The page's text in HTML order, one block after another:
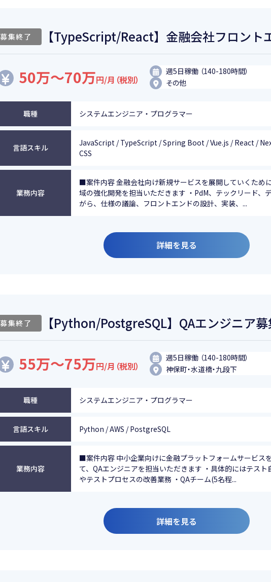
募集終了 【TypeScript/React】金融会社フロント
50万～70万円/月（税別）
週5日稼働 （140-180時間）
その他
職種 システムエンジニア・プログラマー
言語スキル
JavaScript / TypeScript / Spring Boot / Vue.js / React /
CSS
業務内容
■案件内容 金融会社向け新規サービスを展開していくため
域の強化開発を担当いただきます ・PdM、テックリード、
がら、仕様の議論、フロントエンドの設計、実装、...
詳細を見る
募集終了 【Python/PostgreSQL】QAエンジニア
55万～75万円/月（税別）
週5日稼働 （140-180時間）
神保町・水道橋・九段下
職種 システムエンジニア・プログラマー
言語スキル Python / AWS / PostgreSQL
業務内容
■案件内容 中小企業向けに金融プラットフォームサービス
て、QAエンジニアを担当いただきます ・具体的にはテス
やテストプロセスの改善業務 ・QAチーム(5名程...
詳細を見る